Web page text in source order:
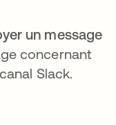
un message
concernant
Slack.